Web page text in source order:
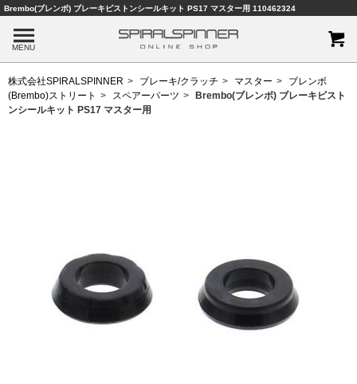
Brembo(ブレンボ) ブレーキピストンシールキット PS17 マスター用 110462324
MENU
株式会社SPIRALSPINNER ブレーキ/クラッチ マスター
ブレンボ
(Brembo)ストリート
スペアーパーツ
Brembo(ブレンボ) ブレーキピスト
ンシールキット PS17 マスター用